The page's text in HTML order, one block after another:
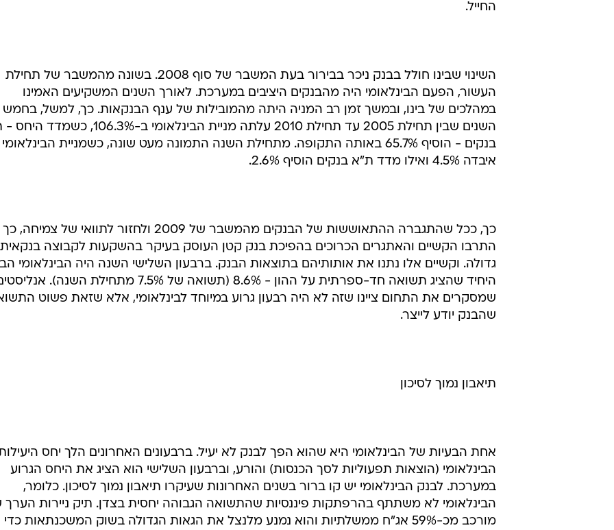
החייל.
השינוי שבינו חולל בבנק ניכר בבירור בעת המשבר של סוף 2008. בשונה מהמשבר של תחילת
העשור, הפעם הבינלאומי היה מהבנקים היציבים במערכת. לאורך השנים המשקיעים האמינו
במהלכים של בינו, ובמשך זמן רב המניה היתה מהמובילות של ענף הבנקאות. כך, למשל, בחמש
השנים שבין תחילת 2005 עד תחילת 2010 עלתה מניית הבינלאומי ב-106.3%,
בנקים - הוסיף 65.7% באותה התקופה. מתחילת השנה התמונה מעט שונה, כשמניית הבינלאומי
איבדה 4.5% ואילו מדד ת"א בנקים הוסיף 2.6%.
כך, ככל שהתגברה ההתאוששות של הבנקים מהמשבר של 2009 ולחזור לתוואי של צמיחה, כך
התרבו הקשיים והאתגרים הכרוכים בהפיכת בנק קטן העוסק בעיקר בהשקעות לקבוצה בנקאית
גדולה. וקשיים אלו נתנו את אותותיהם בתוצאות הבנק. ברבעון השלישי השנה היה הבינלאומי
היחיד שהציג תשואה חד-ספרתית על ההון - 8.6% (תשואה של 7.5% מתחילת השנה).
שמסקרים את התחום ציינו שזה לא היה רבעון גרוע במיוחד לבינלאומי, אלא שזאת פשוט
שהבנק יודע לייצר.
תיאבון נמוך לסיכון
אחת הבעיות של הבינלאומי היא שהוא הפך לבנק לא יעיל. ברבעונים האחרונים הלך יחס
הבינלאומי (הוצאות תפעוליות לסך הכנסות) והורע, וברבעון השלישי הוא הציג את היחס הגרוע
במערכת. לבנק הבינלאומי יש קו ברור בשנים האחרונות שעיקרו תיאבון נמוך לסיכון. כלומר,
הבינלאומי לא משתתף בהרפתקות פיננסיות שהתשואה הגבוהה יחסית בצדן. תיק ניירות הערך
מורכב מכ-59% אג"ח ממשלתיות והוא נמנע מלנצל את הגאות הגדולה בשוק המשכנתאות כדי